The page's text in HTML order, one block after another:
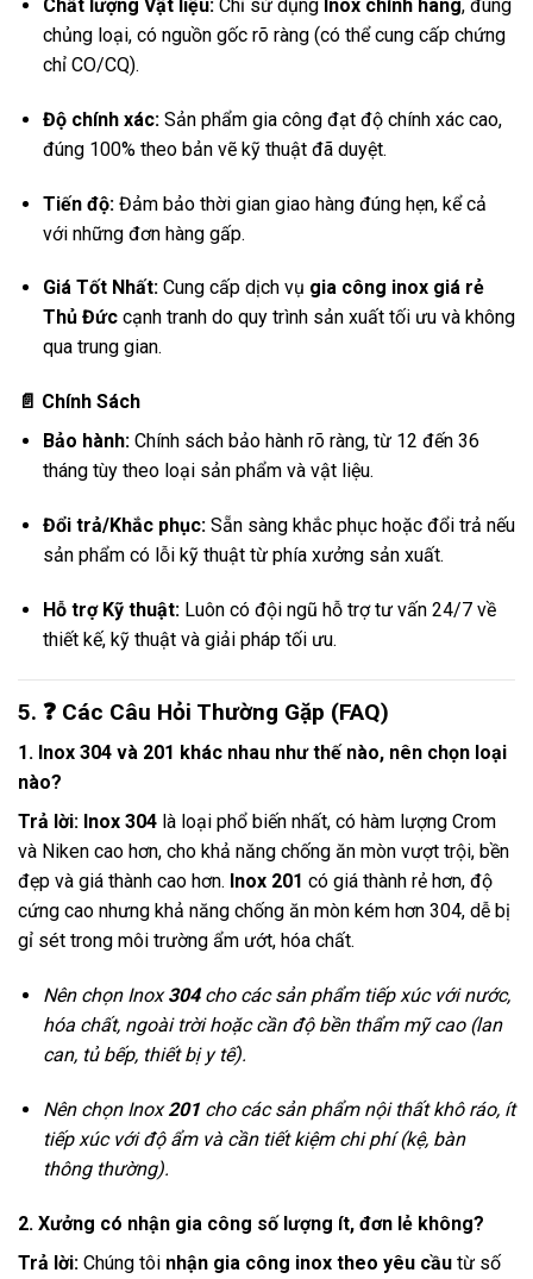
Chất lượng Vật liệu:Chỉ sử dụng Inox chính hãng, đúng
chủng loại, có nguồn gốc rõ ràng (có thể cung cấp chứng
chỉ CO/CQ).
Độ chính xác:Sản phẩm gia công đạt độ chính xác cao,
đúng 100% theo bản vẽ kỹ thuật đã duyệt.
Tiến độ:Đảm bảo thời gian giao hàng đúng hẹn, kể cả
với những đơn hàng gấp.
Giá Tốt Nhất:Cung cấp dịch vụ gia công inox giá rẻ
Thủ Đứccạnh tranh do quy trình sản xuất tối ưu và không
qua trung gian.
📄 Chính Sách
Bảo hành:Chính sách bảo hành rõ ràng, từ 12 đến 36
tháng tùy theo loại sản phẩm và vật liệu.
Đổi trả/Khắc phục:Sẵn sàng khắc phục hoặc đổi trả nếu
sản phẩm có lỗi kỹ thuật từ phía xưởng sản xuất.
Hỗ trợ Kỹ thuật:Luôn có đội ngũ hỗ trợ tư vấn 24/7 về
thiết kế, kỹ thuật và giải pháp tối ưu.
5. ❓ Các Câu Hỏi Thường Gặp (FAQ)
1. Inox 304 và 201 khác nhau như thế nào, nên chọn loại
nào?
Trả lời: Inox 304 là loại phổ biến nhất, có hàm lượng Crom
và Niken cao hơn, cho khả năng chống ăn mòn vượt trội, bền
đẹp và giá thành cao hơn. Inox 201 có giá thành rẻ hơn, độ
cứng cao nhưng khả năng chống ăn mòn kém hơn 304, dễ bị
gỉ sét trong môi trường ẩm ướt, hóa chất.
Nên chọn Inox304cho các sản phẩm tiếp xúc với nước,
hóa chất, ngoài trời hoặc cần độ bền thẩm mỹ cao (lan
can, tủ bếp, thiết bị y tế).
Nên chọn Inox201cho các sản phẩm nội thất khô ráo, ít
tiếp xúc với độ ẩm và cần tiết kiệm chi phí (kệ, bàn
thông thường).
2. Xưởng có nhận gia công số lượng ít, đơn lẻ không?
Trả lời: Chúng tôi nhận gia công inox theo yêu cầu từ số